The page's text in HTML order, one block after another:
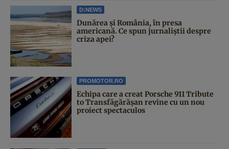
D:NEWS
Dunărea și România, în presa
americană. Ce spun jurnaliștii despre
criza apei?
PROMOTOR.RO
Echipa care a creat Porsche 911 Tribute
to Transfăgărășan revine cu un nou
proiect spectaculos